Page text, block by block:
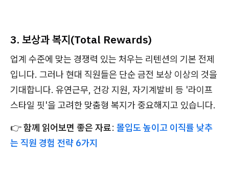
3. 보상과 복지(Total Rewards)
업계 수준에 맞는 경쟁력 있는 처우는 리텐션의 기본 전제
입니다. 그러나 현대 직원들은 단순 금전 보상 이상의 것을
기대합니다. 유연근무, 건강 지원, 자기계발비 등 '라이프
스타일 핏'을 고려한 맞춤형 복지가 중요해지고 있습니다.
👉함께 읽어보면 좋은 자료: 몰입도 높이고 이직률 낮추
는 직원 경험 전략 6가지